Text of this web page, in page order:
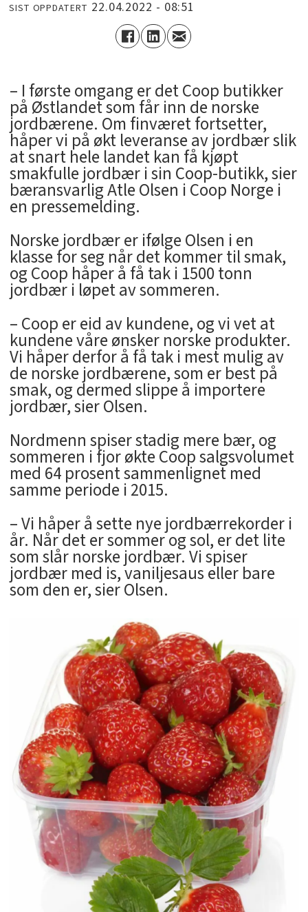
SIST OPPDATERT 22.04.2022 - 08:51
– I første omgang er det Coop butikker
på Østlandet som får inn de norske
jordbærene. Om finværet fortsetter,
håper vi på økt leveranse av jordbær slik
at snart hele landet kan få kjøpt
smakfulle jordbær i sin Coop-butikk, sier
bæransvarlig Atle Olsen i Coop Norge i
en pressemelding.
Norske jordbær er ifølge Olsen i en
klasse for seg når det kommer til smak,
og Coop håper å få tak i 1500 tonn
jordbær i løpet av sommeren.
– Coop er eid av kundene, og vi vet at
kundene våre ønsker norske produkter.
Vi håper derfor å få tak i mest mulig av
de norske jordbærene, som er best på
smak, og dermed slippe å importere
jordbær, sier Olsen.
Nordmenn spiser stadig mere bær, og
sommeren i fjor økte Coop salgsvolumet
med 64 prosent sammenlignet med
samme periode i 2015.
– Vi håper å sette nye jordbærrekorder i
år. Når det er sommer og sol, er det lite
som slår norske jordbær. Vi spiser
jordbær med is, vaniljesaus eller bare
som den er, sier Olsen.